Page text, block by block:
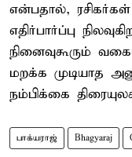
என்பதால்,
எதிர்பார்ப்பு
நினைவுகூரும்
மறக்க முடியாத
நம்பிக்கை
பாக்யராஜ் Bhagyaraj